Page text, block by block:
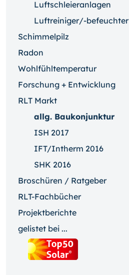
Luftschleieranlagen
Luftreiniger/-befeuchter
Schimmelpilz
Radon
Wohlfühltemperatur
Forschung + Entwicklung
RLT Markt
allg. Baukonjunktur
ISH 2017
IFT/Intherm 2016
SHK 2016
Broschüren / Ratgeber
RLT-Fachbücher
Projektberichte
gelistet bei ...